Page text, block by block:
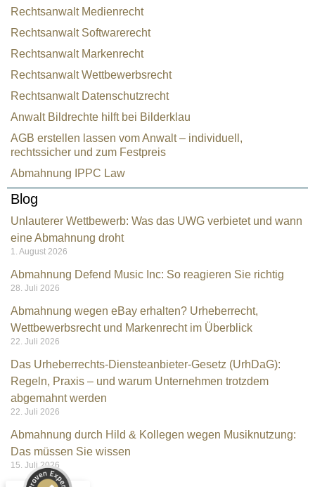
Rechtsanwalt Medienrecht
Rechtsanwalt Softwarerecht
Rechtsanwalt Markenrecht
Rechtsanwalt Wettbewerbsrecht
Rechtsanwalt Datenschutzrecht
Anwalt Bildrechte hilft bei Bilderklau
AGB erstellen lassen vom Anwalt – individuell,
rechtssicher und zum Festpreis
Abmahnung IPPC Law
Blog
Unlauterer Wettbewerb: Was das UWG verbietet und wann
eine Abmahnung droht
1. August 2026
Abmahnung Defend Music Inc: So reagieren Sie richtig
28. Juli 2026
Abmahnung wegen eBay erhalten? Urheberrecht,
Wettbewerbsrecht und Markenrecht im Überblick
22. Juli 2026
Das Urheberrechts-Diensteanbieter-Gesetz (UrhDaG):
Regeln, Praxis – und warum Unternehmen trotzdem
abgemahnt werden
22. Juli 2026
Abmahnung durch Hild & Kollegen wegen Musiknutzung:
Das müssen Sie wissen
15. Juli 2026
Kundenbewertungen und Erfahrungen zu
Rechtsanwalt Kramarz
100
%
Empfehlungen auf
SEHR GUT
4,96
/
5,00